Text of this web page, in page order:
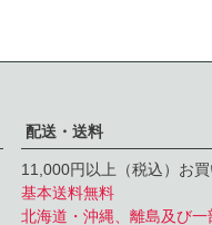
配送・送料
11,000円以上（税込）お
基本送料無料
北海道・沖縄、離島及び一